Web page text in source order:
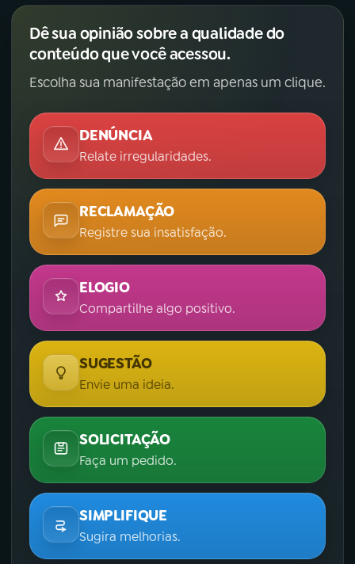
Dê sua opinião sobre a qualidade do
conteúdo que você acessou.
Escolha sua manifestação em apenas um clique.
DENÚNCIA
Relate irregularidades.
RECLAMAÇÃO
Registre sua insatisfação.
ELOGIO
Compartilhe algo positivo.
SUGESTÃO
Envie uma ideia.
SOLICITAÇÃO
Faça um pedido.
SIMPLIFIQUE
Sugira melhorias.